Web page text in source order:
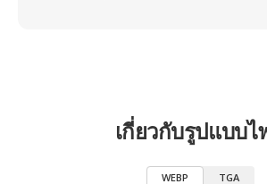
เกี่ยวกับรูปแบบไ
WEBP TGA